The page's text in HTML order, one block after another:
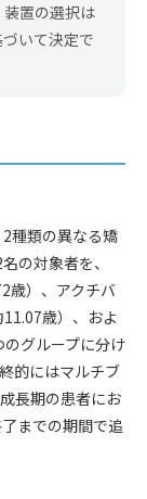
置の選択は
いて決定で
種類の異なる矯
の対象者を、
歳）、アクチバ
歳）、およ
グループに分け
的にはマルチブ
長期の患者にお
までの期間で追